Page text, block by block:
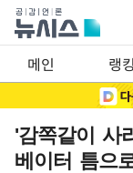
메인 랭킹
'감쪽같이 사
베이터 틈으